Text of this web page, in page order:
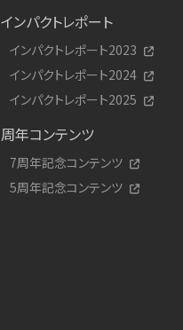
インパクトレポート
インパクトレポート2023
インパクトレポート2024
インパクトレポート2025
周年コンテンツ
7周年記念コンテンツ
5周年記念コンテンツ